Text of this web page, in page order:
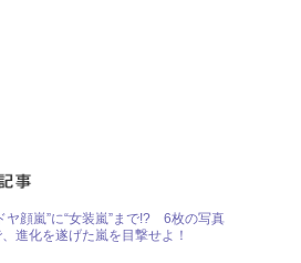
ヤ顔嵐”に“女装嵐”まで!? 6枚の写真
進化を遂げた嵐を目撃せよ！